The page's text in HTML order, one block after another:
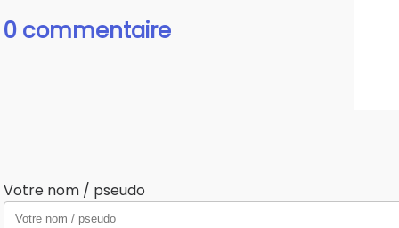
0 commentaire
Votre nom / pseudo